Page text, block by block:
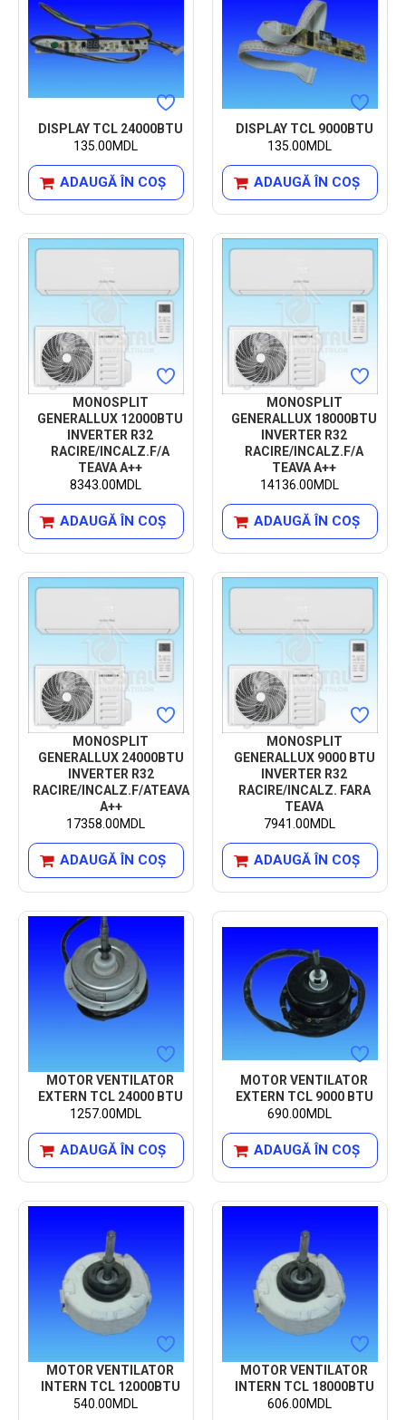
DISPLAY TCL 24000BTU
135.00MDL
ADAUGĂ ÎN COŞ
DISPLAY TCL 9000BTU
135.00MDL
ADAUGĂ ÎN COŞ
MONOSPLIT
GENERALLUX 12000BTU
INVERTER R32
RACIRE/INCALZ.F/A
TEAVA A++
8343.00MDL
ADAUGĂ ÎN COŞ
MONOSPLIT
GENERALLUX 18000BTU
INVERTER R32
RACIRE/INCALZ.F/A
TEAVA A++
14136.00MDL
ADAUGĂ ÎN COŞ
MONOSPLIT
GENERALLUX 24000BTU
INVERTER R32
RACIRE/INCALZ.F/ATEAVA
A++
17358.00MDL
ADAUGĂ ÎN COŞ
MONOSPLIT
GENERALLUX 9000 BTU
INVERTER R32
RACIRE/INCALZ. FARA
TEAVA
7941.00MDL
ADAUGĂ ÎN COŞ
MOTOR VENTILATOR
EXTERN TCL 24000 BTU
1257.00MDL
ADAUGĂ ÎN COŞ
MOTOR VENTILATOR
EXTERN TCL 9000 BTU
690.00MDL
ADAUGĂ ÎN COŞ
MOTOR VENTILATOR
INTERN TCL 12000BTU
540.00MDL
MOTOR VENTILATOR
INTERN TCL 18000BTU
606.00MDL